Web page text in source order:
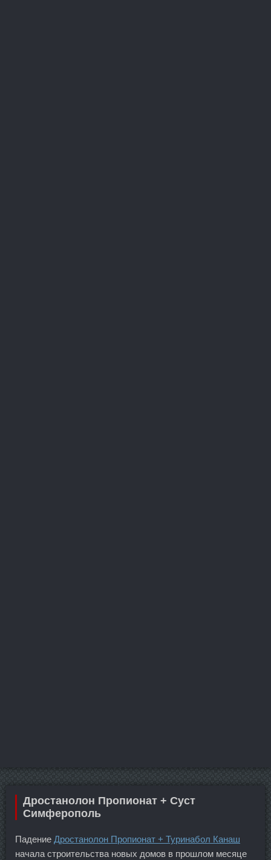
Дростанолон Пропионат + Суст
Симферополь
Падение Дростанолон Пропионат + Туринабол Канаш
начала строительства новых домов в прошлом месяце